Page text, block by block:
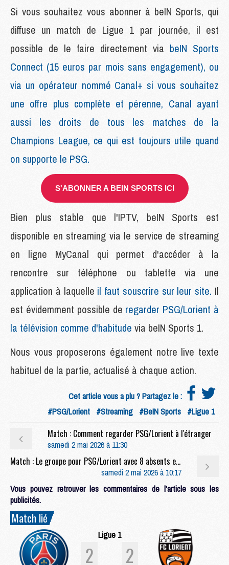
Si vous souhaitez vous abonner à beIN Sports, qui
diffuse un match de Ligue 1 par journée, il est
possible de le faire directement via beIN Sports
Connect (15 euros par mois sans engagement), ou
via un opérateur nommé Canal+ si vous souhaitez
une offre plus complète et pérenne, Canal ayant
aussi les droits de tous les matches de la
Champions League, ce qui est toujours utile quand
on supporte le PSG.
S'ABONNER A BEIN SPORTS ICI
Bien plus stable que l'IPTV, beIN Sports est
disponible en streaming via le service de streaming
en ligne MyCanal qui permet d'accéder à la
rencontre sur téléphone ou tablette via une
application à laquelle il faut souscrire sur leur site. Il
est évidemment possible de regarder PSG/Lorient à
la télévision comme d'habitude via beIN Sports 1.
Nous vous proposerons également notre live texte
habituel de la partie, actualisé à chaque action.
Cet article vous a plu ? Partagez le :
#PSG/Lorient #Streaming #BeIN Sports #Ligue 1
Match : Comment regarder PSG/Lorient à l'étranger
samedi 2 mai 2026 à 11:30
Match : Le groupe pour PSG/Lorient avec 8 absents et le plein de jeunes
samedi 2 mai 2026 à 10:17
Vous pouvez retrouver les commentaires de l'article sous les
publicités.
Match lié
Ligue 1
2 2